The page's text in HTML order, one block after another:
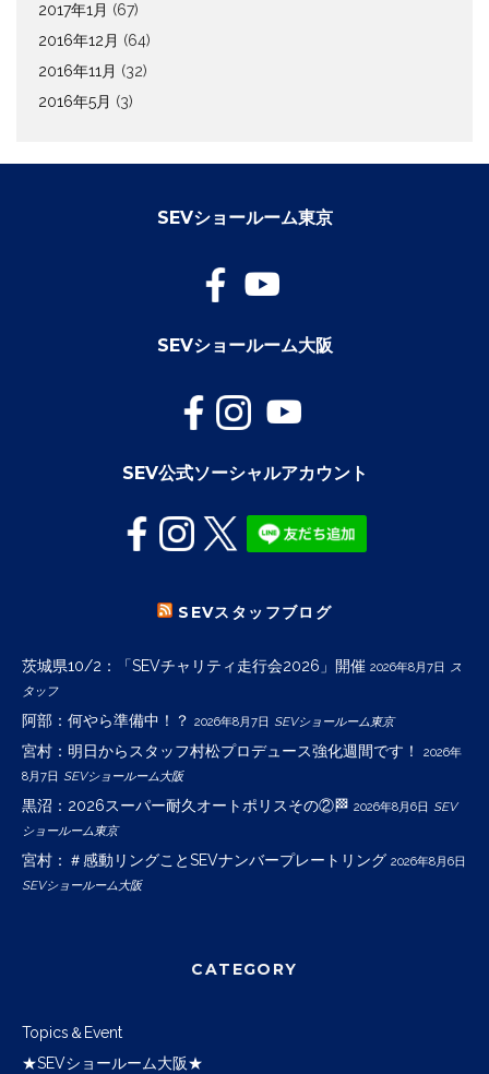
2017年1月 (67)
2016年12月 (64)
2016年11月 (32)
2016年5月 (3)
SEVショールーム東京
SEVショールーム大阪
SEV公式ソーシャルアカウント
SEVスタッフブログ
茨城県10/2：「SEVチャリティ走行会2026」開催 2026年8月7日 ス
タッフ
阿部：何やら準備中！？ 2026年8月7日 SEVショールーム東京
宮村：明日からスタッフ村松プロデュース強化週間です！
2026年
8月7日 SEVショールーム大阪
黒沼：2026スーパー耐久オートポリスその②🏁 2026年8月6日 SEV
ショールーム東京
宮村：＃感動リングことSEVナンバープレートリング 2026年8月6日
SEVショールーム大阪
CATEGORY
Topics＆Event
★SEVショールーム大阪★